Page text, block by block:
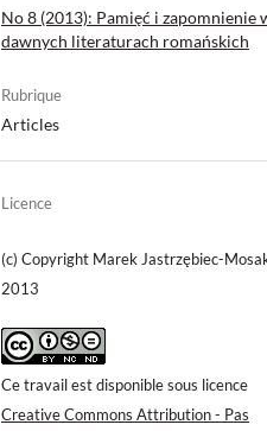
No 8 (2013): Pamięć i zapomnienie
dawnych literaturach romańskich
Rubrique
Articles
Licence
(c) Copyright Marek Jastrzębiec-
2013
Ce travail est disponible sous licence
Creative Commons Attribution - Pas